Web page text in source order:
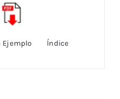
Ejemplo Índice